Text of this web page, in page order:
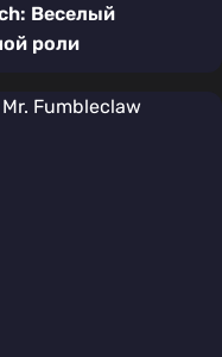
Веселый
роли